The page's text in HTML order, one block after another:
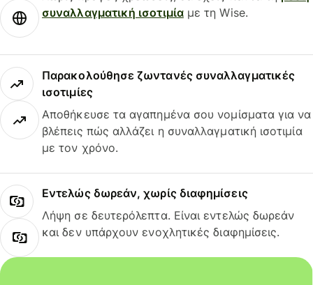
συναλλαγματική ισοτιμίαμε τη Wise.
Παρακολούθησε ζωντανές συναλλαγματικές
ισοτιμίες
Αποθήκευσε τα αγαπημένα σου νομίσματα για να
βλέπεις πώς αλλάζει η συναλλαγματική ισοτιμία
με τον χρόνο.
Εντελώς δωρεάν, χωρίς διαφημίσεις
Λήψη σε δευτερόλεπτα. Είναι εντελώς δωρεάν
και δεν υπάρχουν ενοχλητικές διαφημίσεις.